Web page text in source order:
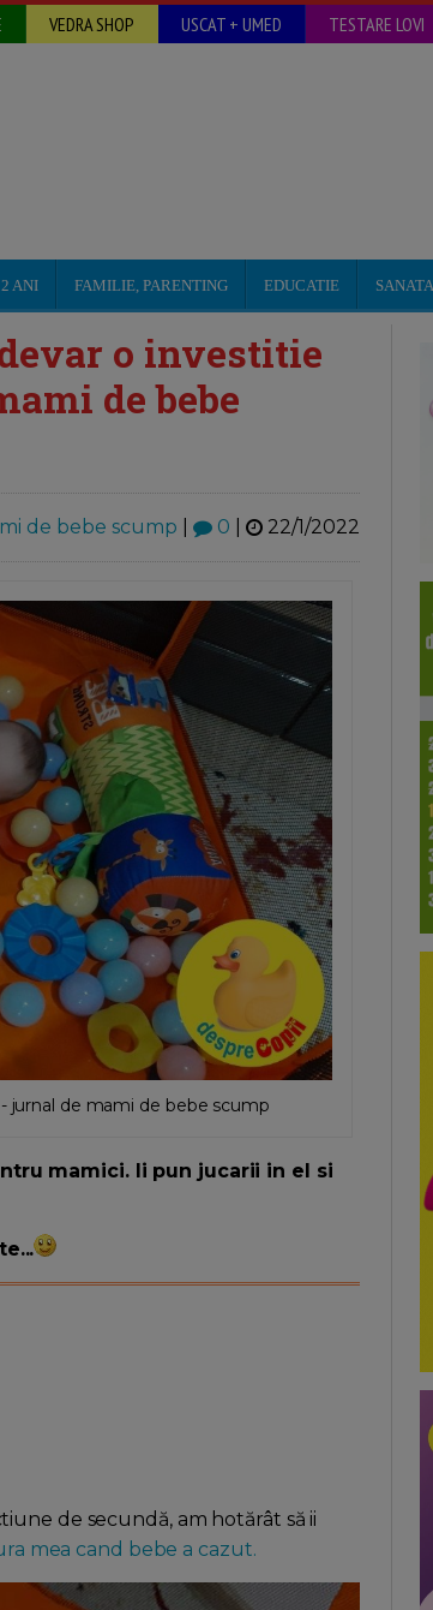
VEDRA SHOP USCAT + UMED TESTARE LOVI
ANI FAMILIE, PARENTING EDUCATIE
o investitie
de bebe
de bebe scump 0 22/1/2022
jurnal de mami de bebe scump
mamici. Ii pun jucarii in el si
de secundă, am hotărât să ii
mea cand bebe a cazut.